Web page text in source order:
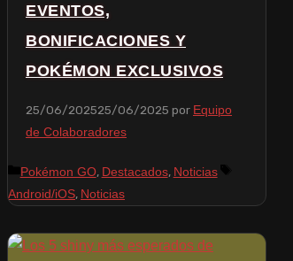
EVENTOS,
BONIFICACIONES Y
POKÉMON EXCLUSIVOS
25/06/202525/06/2025 por Equipo
de Colaboradores
Pokémon GO, Destacados, Noticias
Android/iOS, Noticias